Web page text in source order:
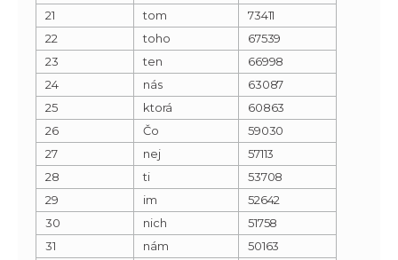
21
tom
73411
22
toho
67539
23
ten
66998
24
nás
63087
25
ktorá
60863
26
Čo
59030
27
nej
57113
28
ti
53708
29
im
52642
30
nich
51758
31
nám
50163